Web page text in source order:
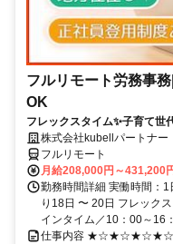
フルリモート労務事
OK
フレックスタイム✨子育て世
株式会社kubellパートナー
フルリモート
月給208,000円～431,200
勤務時間詳細 実働時間：
り18日 〜 20日 フレック
インタイム／10：00～16
仕事内容